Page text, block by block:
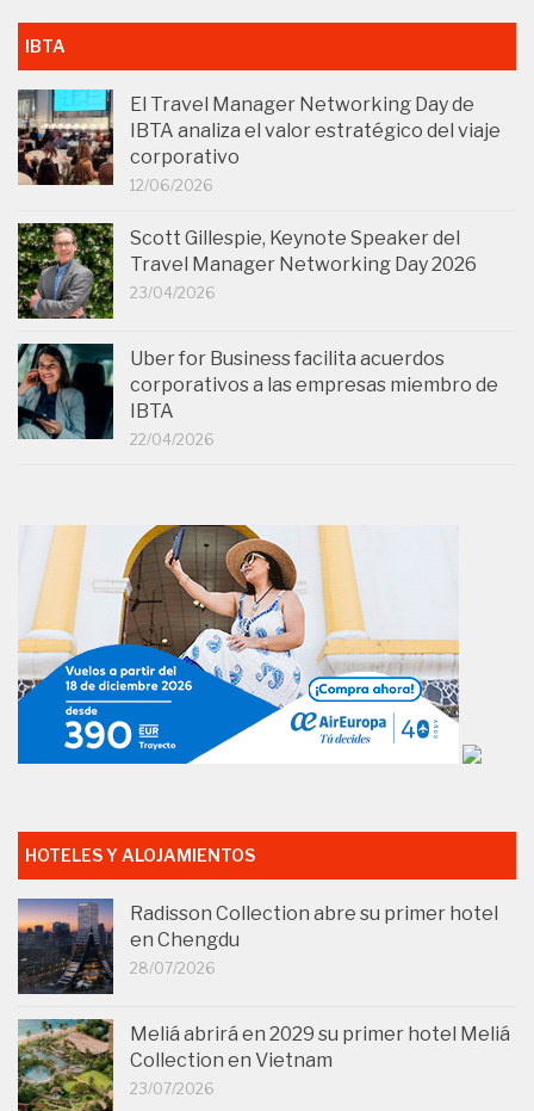
IBTA
El Travel Manager Networking Day de
IBTA analiza el valor estratégico del viaje
corporativo
12/06/2026
Scott Gillespie, Keynote Speaker del
Travel Manager Networking Day 2026
23/04/2026
Uber for Business facilita acuerdos
corporativos a las empresas miembro de
IBTA
22/04/2026
HOTELES Y ALOJAMIENTOS
Radisson Collection abre su primer hotel
en Chengdu
28/07/2026
Meliá abrirá en 2029 su primer hotel Meliá
Collection en Vietnam
23/07/2026